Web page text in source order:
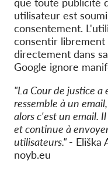
utilisateur est
consentement.
consentir librement
directement dans
Google ignore
"La Cour de justice a
ressemble à un
alors c'est un email.
et continue à
utilisateurs." - Eliška
noyb.eu